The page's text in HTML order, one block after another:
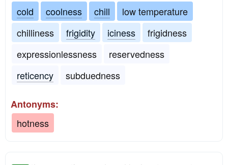
cold
coolness chill
low temperature
chilliness
frigidity iciness
frigidness
expressionlessness
reservedness
reticency
subduedness
Antonyms:
hotness